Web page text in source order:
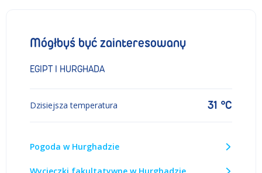
Mógłbyś być zainteresowany
EGIPT I HURGHADA
Dzisiejsza temperatura 31 °C
Pogoda w Hurghadzie